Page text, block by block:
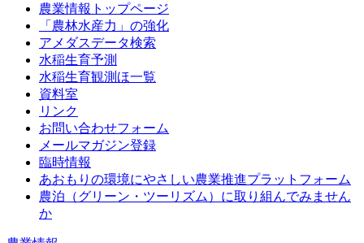
農業情報トップページ
「農林水産力」の強化
アメダスデータ検索
水稲生育予測
水稲生育観測ほ一覧
資料室
リンク
お問い合わせフォーム
メールマガジン登録
臨時情報
あおもりの環境にやさしい農業推進プラットフォーム
農泊（グリーン・ツーリズム）に取り組んでみません
か